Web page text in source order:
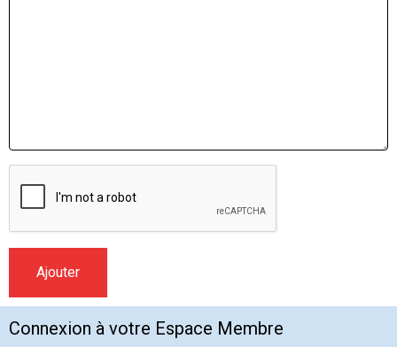
Ajouter
Connexion à votre Espace Membre